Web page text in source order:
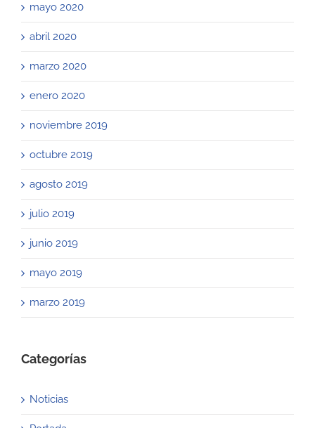
mayo 2020
abril 2020
marzo 2020
enero 2020
noviembre 2019
octubre 2019
agosto 2019
julio 2019
junio 2019
mayo 2019
marzo 2019
Categorías
Noticias